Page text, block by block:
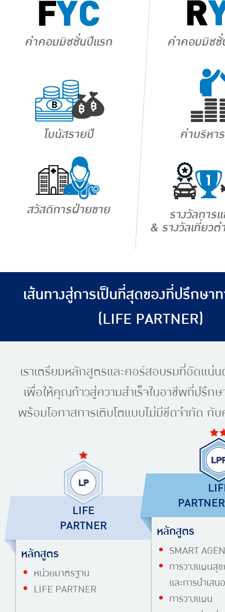
ค่าคอมมิชชั่นปีแรก
โบนัสรายปี
สวัสดิการฝ่ายขาย
ค่าคอมมิช
ค่าบริหา
รางวัลการ
& รางวัลเที่ยวต่
เส้นทางสู่การเป็นที่สุดของที่ปรึกษาท
(LIFE PARTNER)
เราเตรียมหลักสูตรและคอร์สอบรมที่อัดแ
เพื่อให้คุณก้าวสู่ความสำเร็จในอาชีพที่ปรึกษ
พร้อมโอกาสการเติบโตแบบไม่มีขีดจำกัด
LIFE
PARTNER
หลักสูตร
หน่วยมาตรฐาน
LIFE PARTNER
หลักสูตร
SMART
การวางแผนสุ
และการนำเส
การวางแผน